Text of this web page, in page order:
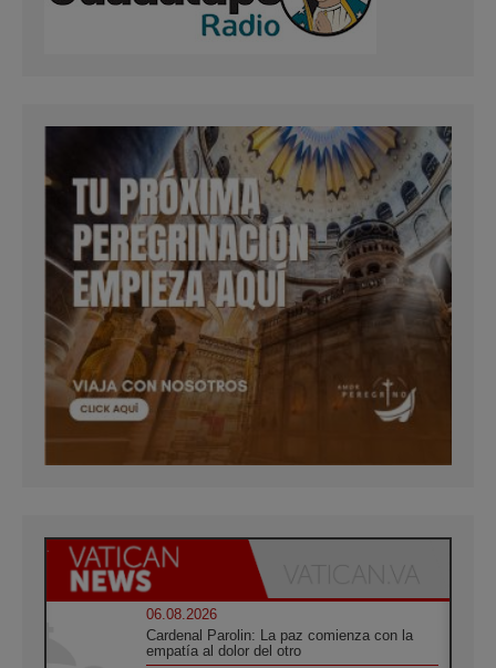
06.08.2026
Cardenal Parolin: La paz comienza con la
empatía al dolor del otro